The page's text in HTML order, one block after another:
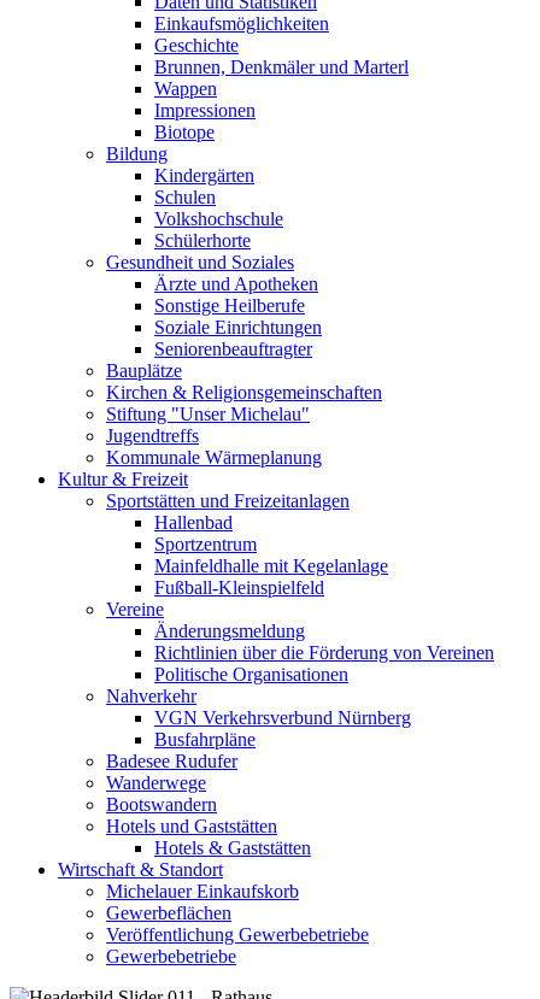
Einkaufsmöglichkeiten
Geschichte
Brunnen, Denkmäler und Marterl
Wappen
Impressionen
Biotope
Bildung
Kindergärten
Schulen
Volkshochschule
Schülerhorte
Gesundheit und Soziales
Ärzte und Apotheken
Sonstige Heilberufe
Soziale Einrichtungen
Seniorenbeauftragter
Bauplätze
Kirchen & Religionsgemeinschaften
Stiftung "Unser Michelau"
Jugendtreffs
Kommunale Wärmeplanung
Kultur & Freizeit
Sportstätten und Freizeitanlagen
Hallenbad
Sportzentrum
Mainfeldhalle mit Kegelanlage
Fußball-Kleinspielfeld
Vereine
Änderungsmeldung
Richtlinien über die Förderung von Vereinen
Politische Organisationen
Nahverkehr
VGN Verkehrsverbund Nürnberg
Busfahrpläne
Badesee Rudufer
Wanderwege
Bootswandern
Hotels und Gaststätten
Hotels & Gaststätten
Wirtschaft & Standort
Michelauer Einkaufskorb
Gewerbeflächen
Veröffentlichung Gewerbebetriebe
Gewerbebetriebe